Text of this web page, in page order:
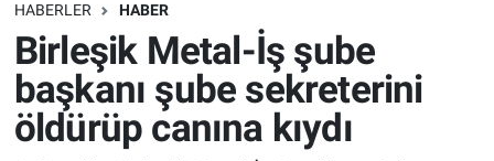
HABERLER HABER
Birleşik Metal-İş şube
başkanı şube sekreterini
öldürüp canına kıydı
Bilim turu
Bilim ve Teknoloji Evreni
Doğa Konuşuyor
Dünya
Teknoloji
Sağlık
Trafik Durumu
Süper Lig Puan Durumu ve Fikstür
Tüm Manşetler